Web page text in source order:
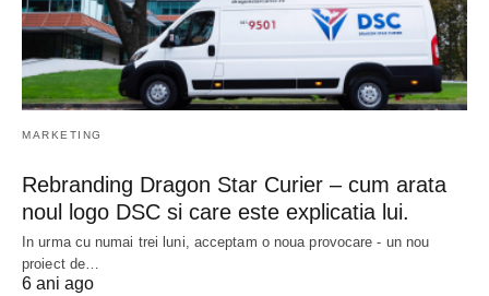
MARKETING
Rebranding Dragon Star Curier – cum arata
noul logo DSC si care este explicatia lui.
In urma cu numai trei luni, acceptam o noua provocare - un nou
proiect de…
6 ani ago